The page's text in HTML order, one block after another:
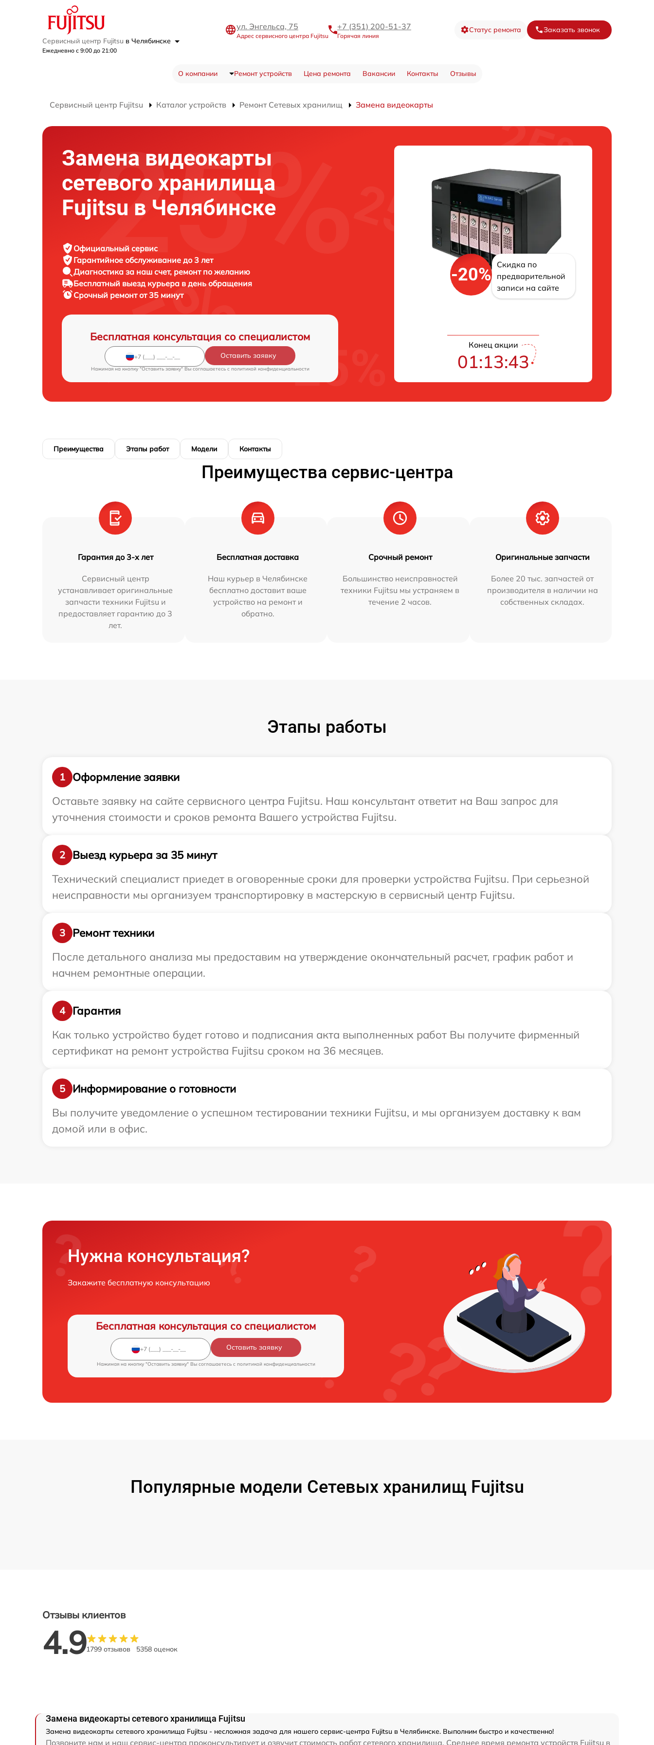
Сервисный центр Fujitsu в Челябинске
Ежедневно с 9:00 до 21:00
ул. Энгельса, 75
Адрес сервисного центра Fujitsu
+7 (351) 200-51-37
Горячая линия
Статус ремонта Заказать звонок
О компании Ремонт устройств Цена ремонта Вакансии Контакты Отзывы
Сервисный центр Fujitsu Каталог устройств Ремонт Сетевых хранилищ Замена видеокарты
Замена видеокарты
сетевого хранилища
Fujitsu в Челябинске
Официальный сервис
Гарантийное обслуживание до 3 лет
Диагностика за наш счет, ремонт по желанию
Бесплатный выезд курьера в день обращения
Срочный ремонтот 35 минут
Бесплатная консультация со специалистом
Оставить заявку
Нажимая на кнопку "Оставить заявку" Вы соглашаетесь c политикой конфиденциальности
-20%
Скидка по
предварительной
записи на сайте
Конец акции
01:13:42
Преимущества Этапы работ Модели Контакты
Преимущества сервис-центра
Гарантия до 3-х лет
Сервисный центр
устанавливает оригинальные
запчасти техники Fujitsu и
предоставляет гарантию до 3
лет.
Бесплатная доставка
Наш курьер в Челябинске
бесплатно доставит ваше
устройство на ремонт и
обратно.
Срочный ремонт
Большинство неисправностей
техники Fujitsu мы устраняем в
течение 2 часов.
Оригинальные запчасти
Более 20 тыс. запчастей от
производителя в наличии на
собственных складах.
Этапы работы
1
Оформление заявки
Оставьте заявку на сайте сервисного центра Fujitsu. Наш консультант ответит на Ваш запрос для
уточнения стоимости и сроков ремонта Вашего устройства Fujitsu.
2
Выезд курьера за 35 минут
Технический специалист приедет в оговоренные сроки для проверки устройства Fujitsu. При серьезной
неисправности мы организуем транспортировку в мастерскую в сервисный центр Fujitsu.
3
Ремонт техники
После детального анализа мы предоставим на утверждение окончательный расчет, график работ и
начнем ремонтные операции.
4
Гарантия
Как только устройство будет готово и подписания акта выполненных работ Вы получите фирменный
сертификат на ремонт устройства Fujitsu сроком на 36 месяцев.
5
Информирование о готовности
Вы получите уведомление о успешном тестировании техники Fujitsu, и мы организуем доставку к вам
домой или в офис.
Нужна консультация?
Закажите бесплатную консультацию
Бесплатная консультация со специалистом
Оставить заявку
Нажимая на кнопку "Оставить заявку" Вы соглашаетесь c политикой конфиденциальности
Популярные модели Сетевых хранилищ Fujitsu
Отзывы клиентов
4.91799 отзывов 5358 оценок
Замена видеокарты сетевого хранилища Fujitsu
Замена видеокарты сетевого хранилища Fujitsu - несложная задача для нашего сервис-центра Fujitsu в Челябинске. Выполним быстро и качественно!
Позвоните нам и наш сервис-центра проконсультирует и озвучит стоимость работ сетевого хранилища. Среднее время ремонта устройств Fujitsu в